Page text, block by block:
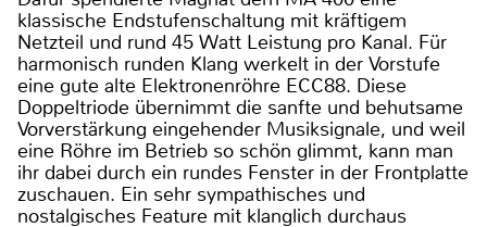
klassische Endstufenschaltung mit kräftigem
Netzteil und rund 45 Watt Leistung pro Kanal. Für
harmonisch runden Klang werkelt in der Vorstufe
eine gute alte Elektronenröhre ECC88. Diese
Doppeltriode übernimmt die sanfte und behutsame
Vorverstärkung eingehender Musiksignale, und weil
eine Röhre im Betrieb so schön glimmt, kann man
ihr dabei durch ein rundes Fenster in der Frontplatte
zuschauen. Ein sehr sympathisches und
nostalgisches Feature mit klanglich durchaus